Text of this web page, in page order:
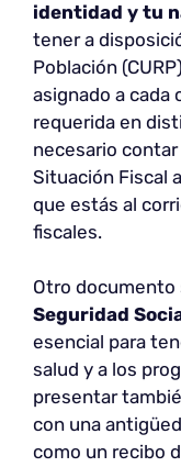
identidad y tu
tener a
Población
asignado a cada
requerida en
necesario
Situación Fiscal
que estás al
fiscales.
Otro
Seguridad
esencial para
salud y a los
presentar
con una
como un recibo